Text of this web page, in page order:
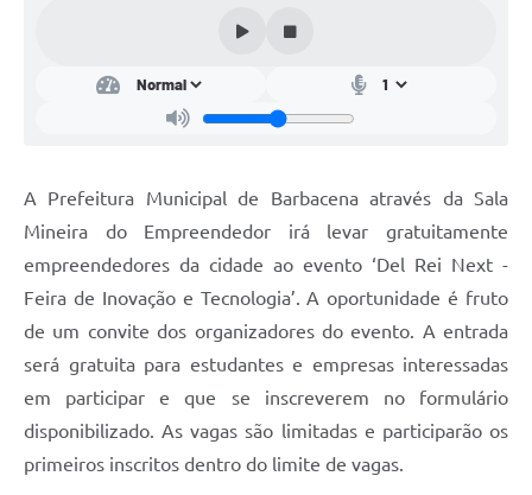
Plano Diretor e Mobilidade Urbana
3º Jornada Empreendedora BQ
Festival Gastronômico
Emprega Barbacena
A Prefeitura Municipal de Barbacena através da Sala
Mineira do Empreendedor irá levar gratuitamente
empreendedores da cidade ao evento ‘Del Rei Next -
Feira de Inovação e Tecnologia’. A oportunidade é fruto
de um convite dos organizadores do evento. A entrada
será gratuita para estudantes e empresas interessadas
em participar e que se inscreverem no formulário
disponibilizado. As vagas são limitadas e participarão os
primeiros inscritos dentro do limite de vagas.